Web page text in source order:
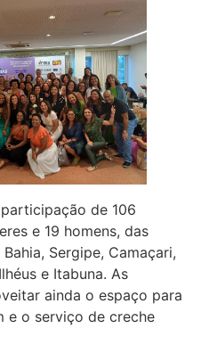
de 106
e 19 homens, das
Sergipe, Camaçari,
e Itabuna. As
ainda o espaço para
e o serviço de creche